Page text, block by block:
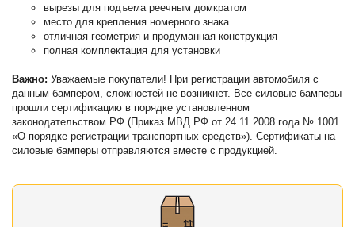
вырезы для подъема реечным домкратом
место для крепления номерного знака
отличная геометрия и продуманная конструкция
полная комплектация для установки
Важно: Уважаемые покупатели! При регистрации автомобиля с
данным бампером, сложностей не возникнет. Все силовые бамперы
прошли сертификацию в порядке установленном
законодательством РФ (Приказ МВД РФ от 24.11.2008 года № 1001
«О порядке регистрации транспортных средств»). Сертификаты на
силовые бамперы отправляются вместе с продукцией.